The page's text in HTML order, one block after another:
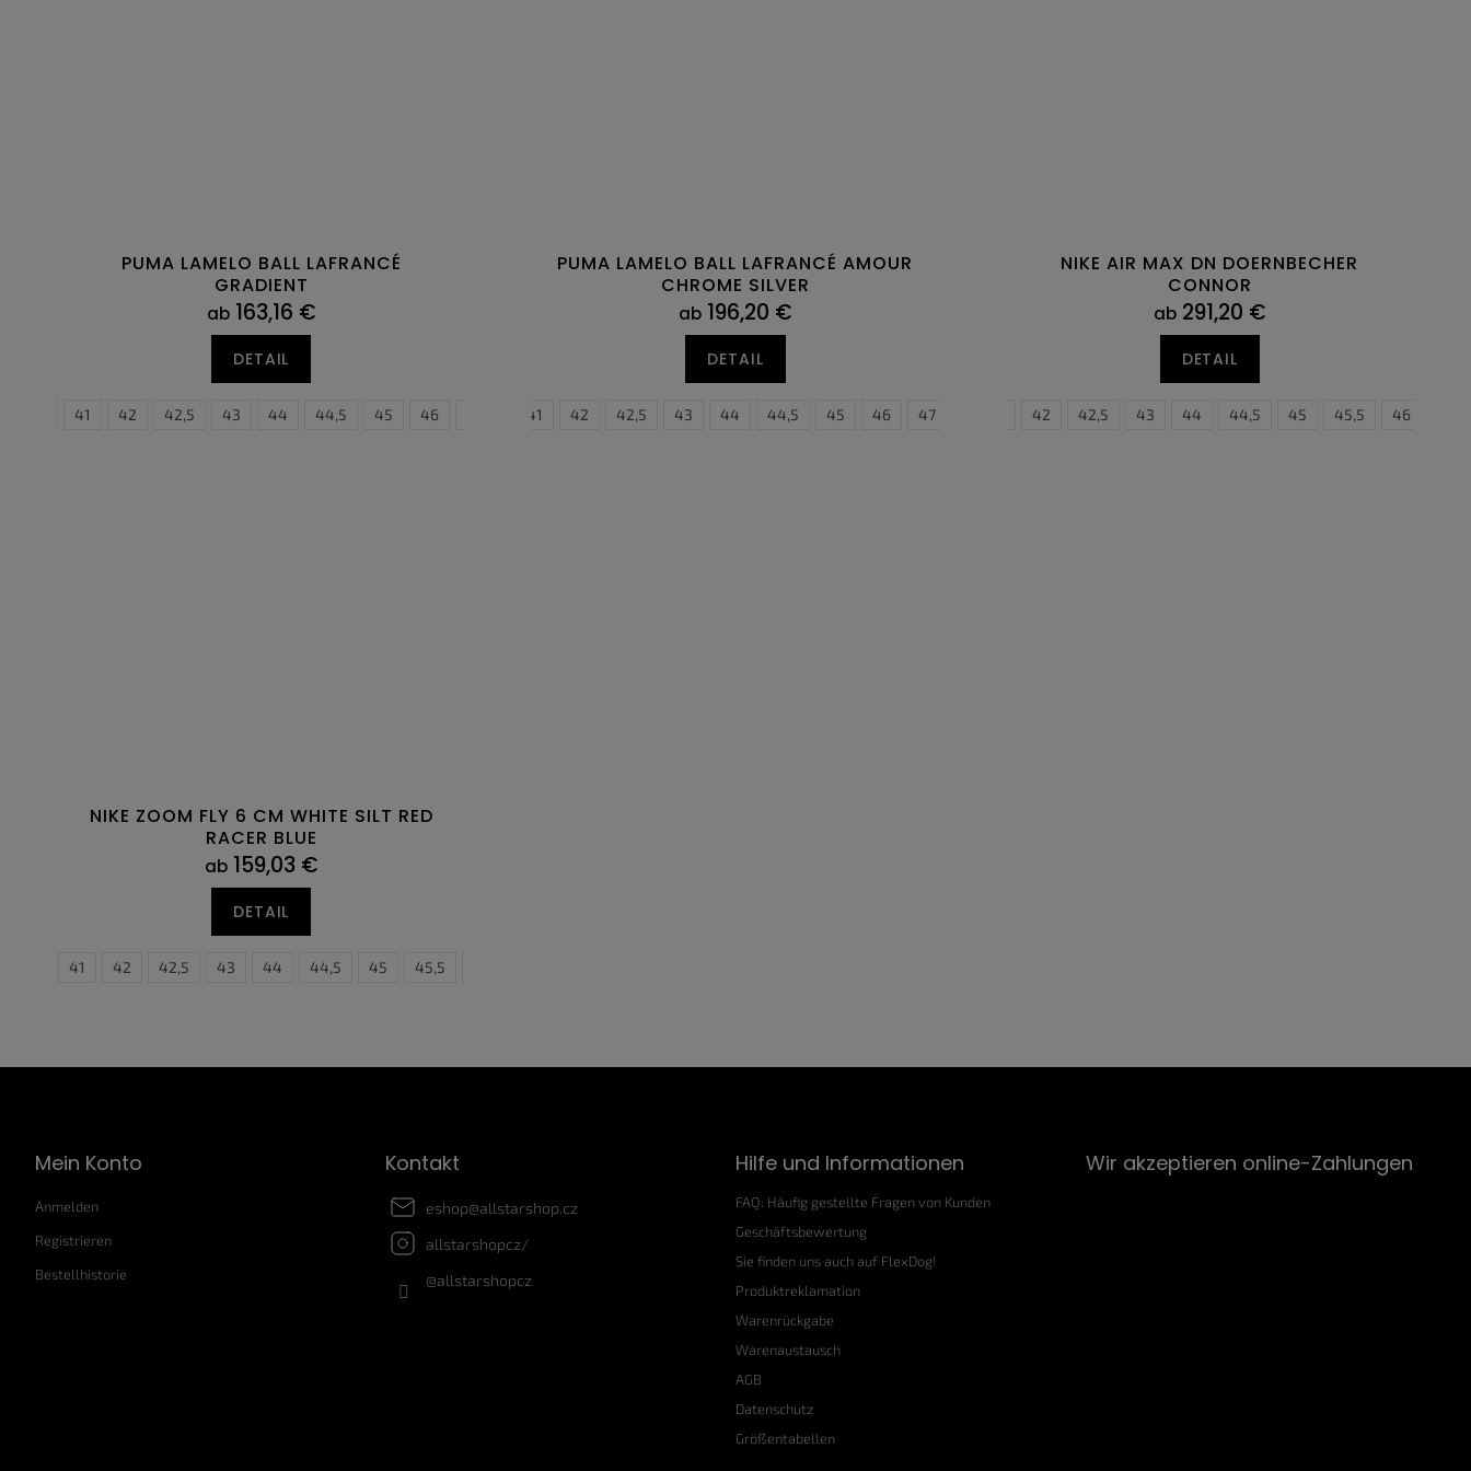
PUMA LAMELO BALL LAFRANCÉ
GRADIENT
ab163,16 €
DETAIL
41 42 42,5 43 44 44,5 45 46
PUMA LAMELO BALL LAFRANCÉ AMOUR
CHROME SILVER
ab196,20 €
DETAIL
41 42 42,5 43 44 44,5 45 46 47
NIKE AIR MAX DN DOERNBECHER
CONNOR
ab291,20 €
DETAIL
40 40,5 42 42,5 43 44 44,5 45 45,5 46
NIKE ZOOM FLY 6 CM WHITE SILT RED
RACER BLUE
ab159,03 €
DETAIL
41 42 42,5 43 44 44,5 45 45,5
F
Mein Konto
Anmelden
Registrieren
Bestellhistorie
Kontakt
eshop@allstarshop.cz
allstarshopcz/
@allstarshopcz
Hilfe und Informationen
FAQ: Häufig gestellte Fragen von Kunden
Geschäftsbewertung
Sie finden uns auch auf FlexDog!
Produktreklamation
Warenrückgabe
Warenaustausch
AGB
Datenschutz
Größentabellen
Wir akzeptieren online-Zahlungen